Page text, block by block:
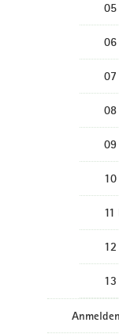
05
06
07
08
09
Anmelden